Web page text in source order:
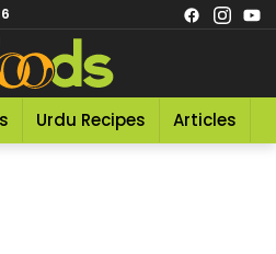
Urdu Recipes Articles